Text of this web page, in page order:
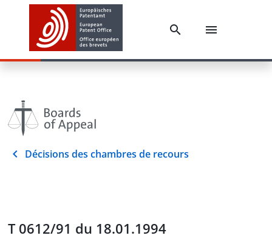
Décisions des chambres de recours
T 0612/91 du 18.01.1994